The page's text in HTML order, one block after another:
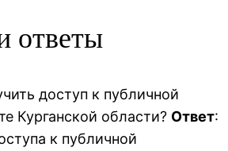
ответы
доступ к публичной
Курганской области? Ответ:
к публичной